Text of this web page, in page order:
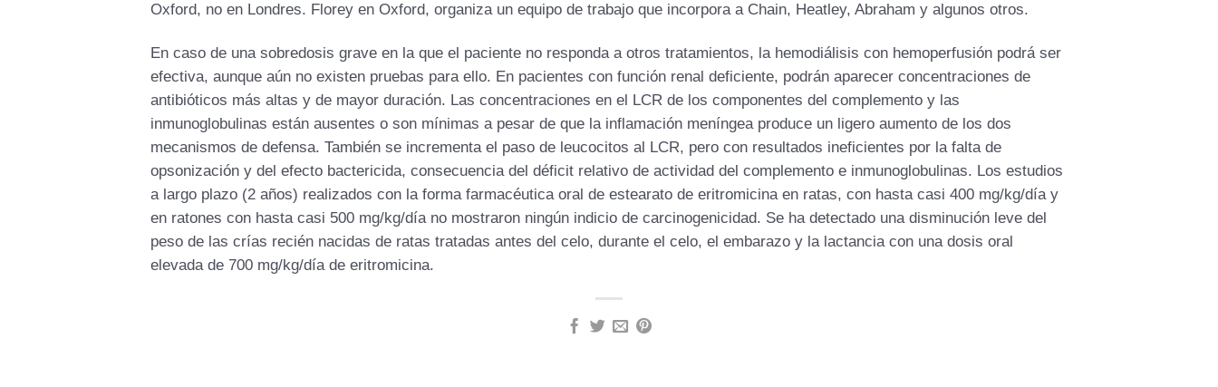
Oxford, no en Londres. Florey en Oxford, organiza un equipo de trabajo que incorpora a Chain, Heatley, Abraham y algunos otros.
En caso de una sobredosis grave en la que el paciente no responda a otros tratamientos, la hemodiálisis con hemoperfusión podrá ser
efectiva, aunque aún no existen pruebas para ello. En pacientes con función renal deficiente, podrán aparecer concentraciones de
antibióticos más altas y de mayor duración. Las concentraciones en el LCR de los componentes del complemento y las
inmunoglobulinas están ausentes o son mínimas a pesar de que la inflamación meníngea produce un ligero aumento de los dos
mecanismos de defensa. También se incrementa el paso de leucocitos al LCR, pero con resultados ineficientes por la falta de
opsonización y del efecto bactericida, consecuencia del déficit relativo de actividad del complemento e inmunoglobulinas. Los estudios
a largo plazo (2 años) realizados con la forma farmacéutica oral de estearato de eritromicina en ratas, con hasta casi 400 mg/kg/día y
en ratones con hasta casi 500 mg/kg/día no mostraron ningún indicio de carcinogenicidad. Se ha detectado una disminución leve del
peso de las crías recién nacidas de ratas tratadas antes del celo, durante el celo, el embarazo y la lactancia con una dosis oral
elevada de 700 mg/kg/día de eritromicina.